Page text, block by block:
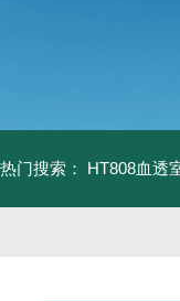
热门搜索： HT808血透